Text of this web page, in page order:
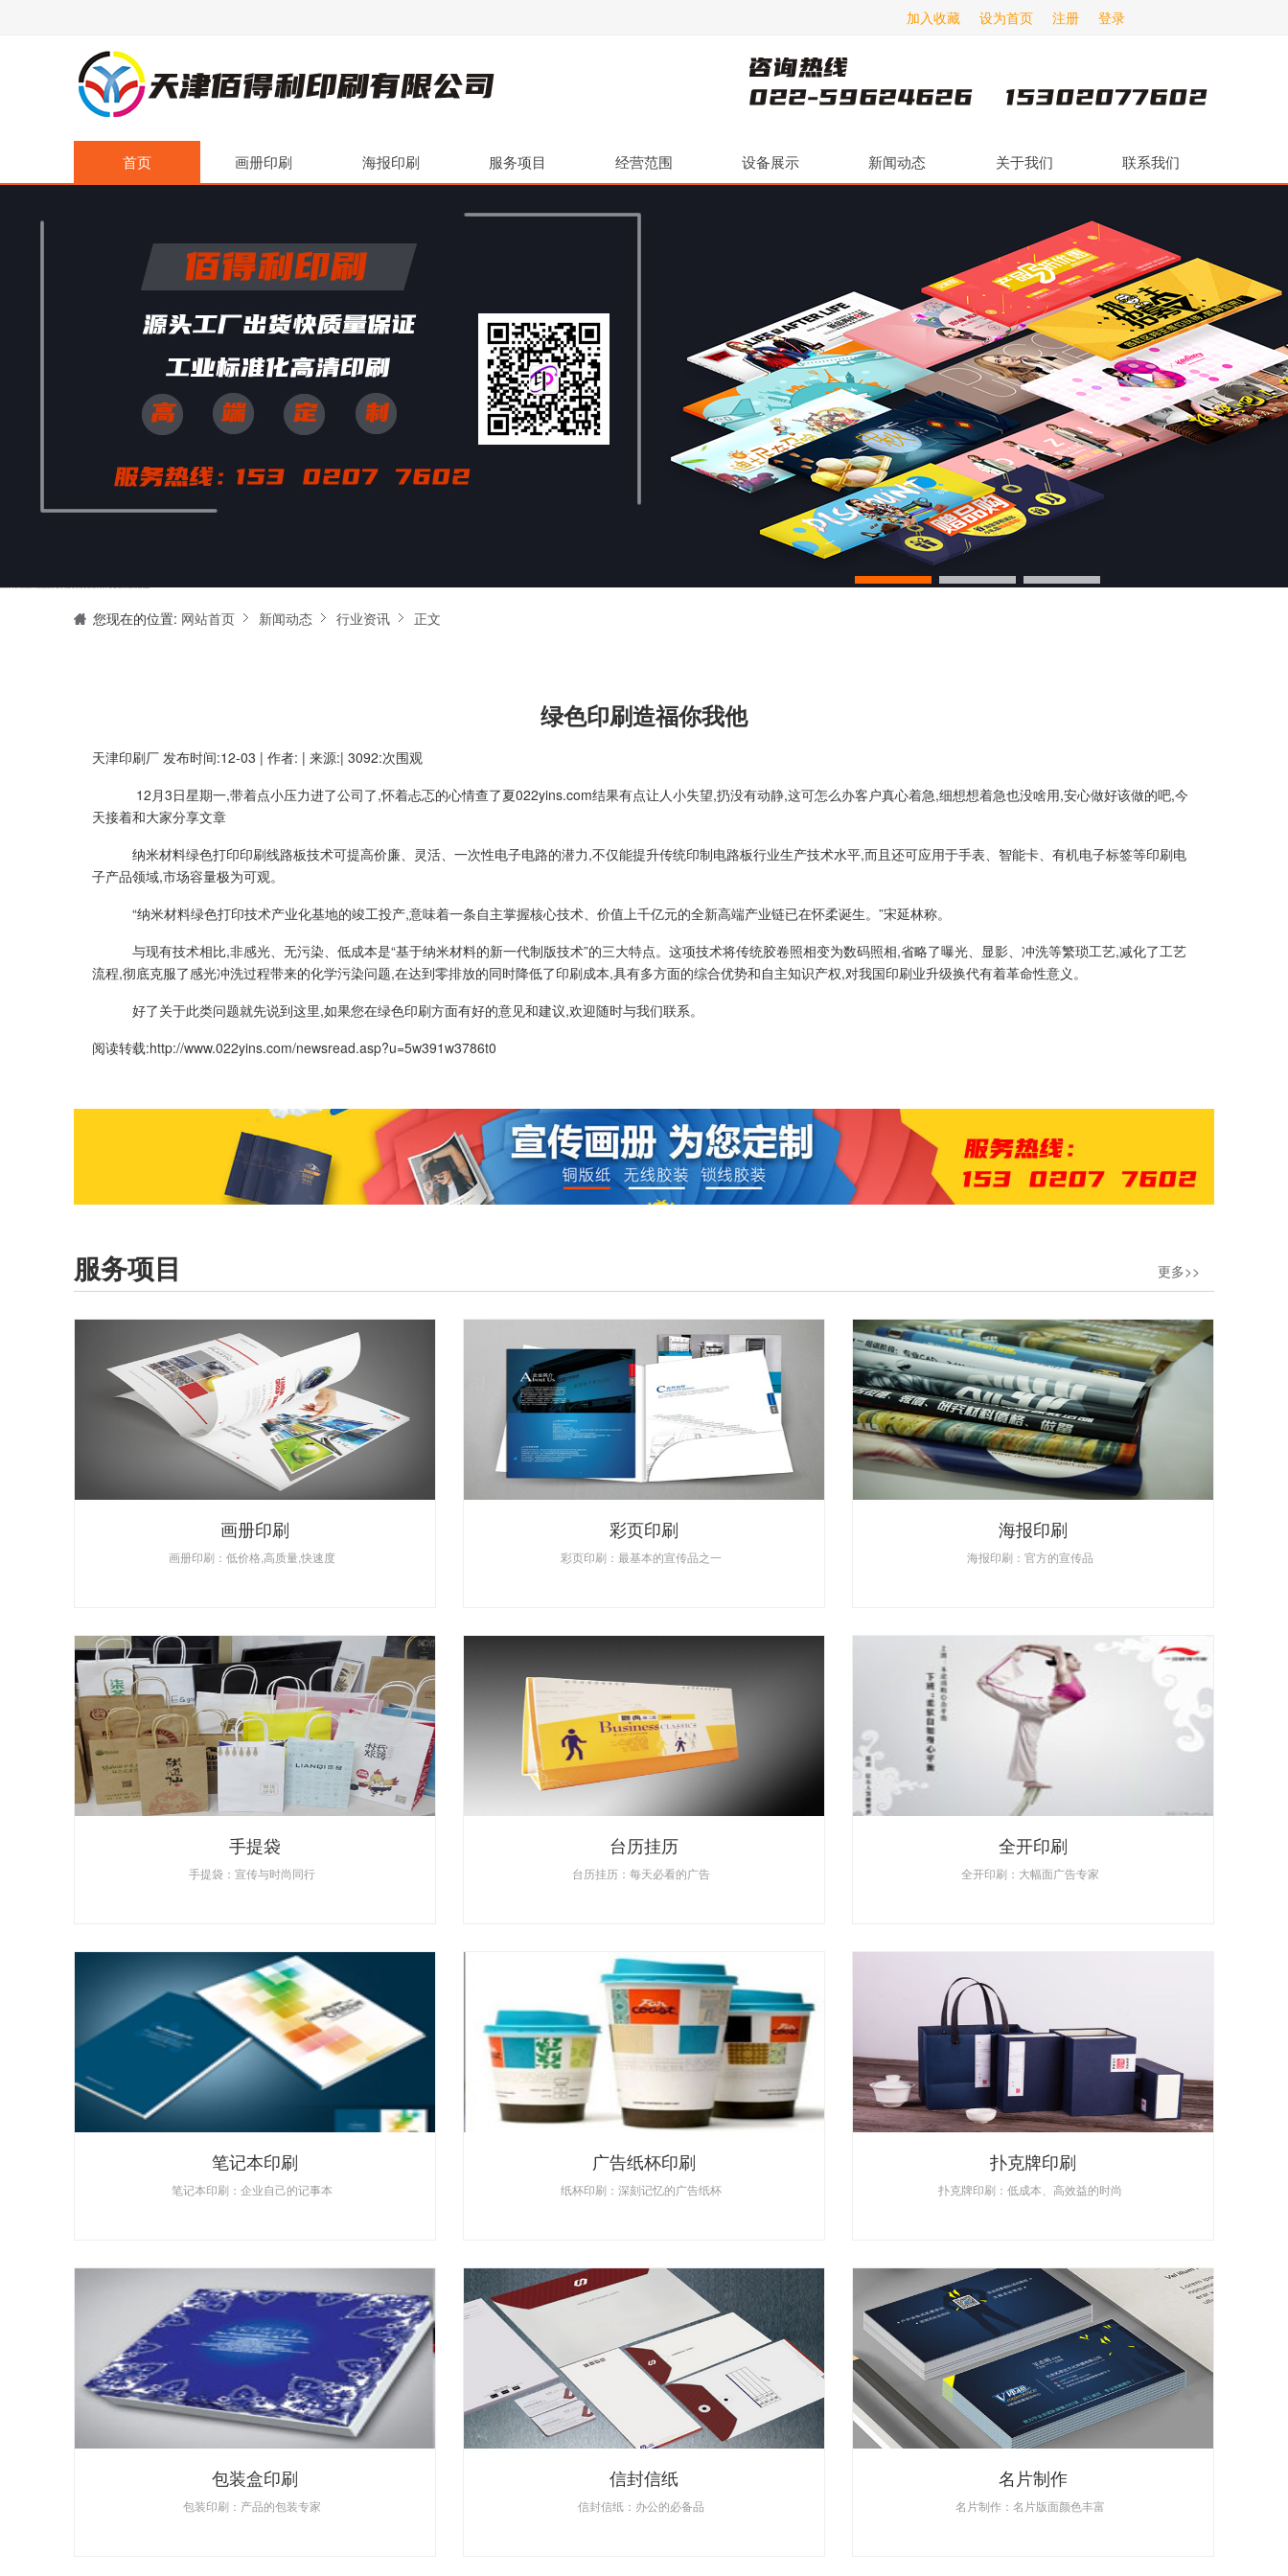
登录
注册
设为首页
加入收藏
首页 画册印刷 海报印刷 服务项目 经营范围 设备展示 新闻动态 关于我们 联系我们
您现在的位置: 网站首页 新闻动态 行业资讯 正文
绿色印刷造福你我他
天津印刷厂 发布时间:12-03 | 作者: | 来源:| 3092:次围观
12月3日星期一,带着点小压力进了公司了,怀着忐忑的心情查了夏022yins.com结果有点让人小失望,扔没有动静,这可怎么办客户真心着急,细想想着急也没啥用,安心做好该做的吧,今
天接着和大家分享文章
纳米材料绿色打印印刷线路板技术可提高价廉、灵活、一次性电子电路的潜力,不仅能提升传统印制电路板行业生产技术水平,而且还可应用于手表、智能卡、有机电子标签等印刷电
子产品领域,市场容量极为可观。
“纳米材料绿色打印技术产业化基地的竣工投产,意味着一条自主掌握核心技术、价值上千亿元的全新高端产业链已在怀柔诞生。”宋延林称。
与现有技术相比,非感光、无污染、低成本是“基于纳米材料的新一代制版技术”的三大特点。这项技术将传统胶卷照相变为数码照相,省略了曝光、显影、冲洗等繁琐工艺,减化了工艺
流程,彻底克服了感光冲洗过程带来的化学污染问题,在达到零排放的同时降低了印刷成本,具有多方面的综合优势和自主知识产权,对我国印刷业升级换代有着革命性意义。
好了关于此类问题就先说到这里,如果您在绿色印刷方面有好的意见和建议,欢迎随时与我们联系。
阅读转载:http://www.022yins.com/newsread.asp?u=5w391w3786t0
服务项目 更多>>
画册印刷
画册印刷：低价格,高质量,快速度
彩页印刷
彩页印刷：最基本的宣传品之一
海报印刷
海报印刷：官方的宣传品
手提袋
手提袋：宣传与时尚同行
台历挂历
台历挂历：每天必看的广告
全开印刷
全开印刷：大幅面广告专家
笔记本印刷
笔记本印刷：企业自己的记事本
广告纸杯印刷
纸杯印刷：深刻记忆的广告纸杯
扑克牌印刷
扑克牌印刷：低成本、高效益的时尚
包装盒印刷
包装印刷：产品的包装专家
信封信纸
信封信纸：办公的必备品
名片制作
名片制作：名片版面颜色丰富